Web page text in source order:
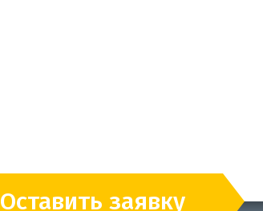
Оставить заявку